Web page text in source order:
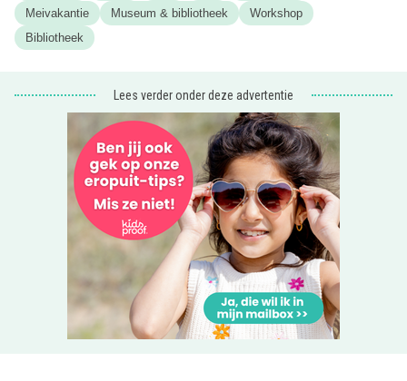
Dan weten jullie zeker dat je erbij bent!
Tip: Check ook
Meivakantie
Museum & bibliotheek
Workshop
Bibliotheek
Lees verder onder deze advertentie